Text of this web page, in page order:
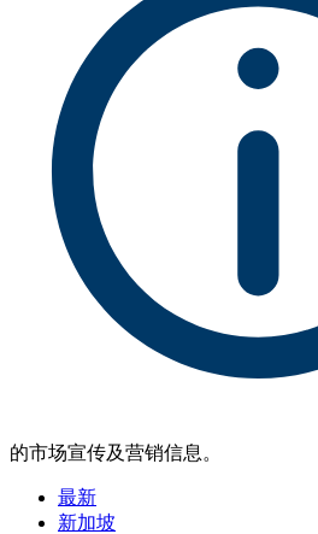
的市场宣传及营销信息。
最新
新加坡